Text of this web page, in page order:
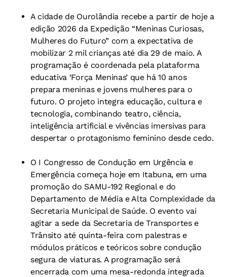
A cidade de Ourolândia recebe a partir de hoje a
edição 2026 da Expedição “Meninas Curiosas,
Mulheres do Futuro” com a expectativa de
mobilizar 2 mil crianças até dia 29 de maio. A
programação é coordenada pela plataforma
educativa ‘Força Meninas’ que há 10 anos
prepara meninas e jovens mulheres para o
futuro. O projeto integra educação, cultura e
tecnologia, combinando teatro, ciência,
inteligência artificial e vivências imersivas para
despertar o protagonismo feminino desde cedo.
O I Congresso de Condução em Urgência e
Emergência começa hoje em Itabuna, em uma
promoção do SAMU-192 Regional e do
Departamento de Média e Alta Complexidade da
Secretaria Municipal de Saúde. O evento vai
agitar a sede da Secretaria de Transportes e
Trânsito até quinta-feira com palestras e
módulos práticos e teóricos sobre condução
segura de viaturas. A programação será
encerrada com uma mesa-redonda integrada